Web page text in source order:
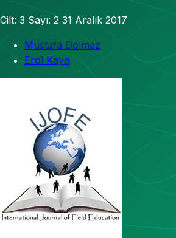
Cilt: 3 Sayı: 2 31 Aralık 2017
Mustafa Dolmaz
Erol Kaya